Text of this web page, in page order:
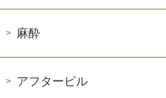
麻酔
アフターピル